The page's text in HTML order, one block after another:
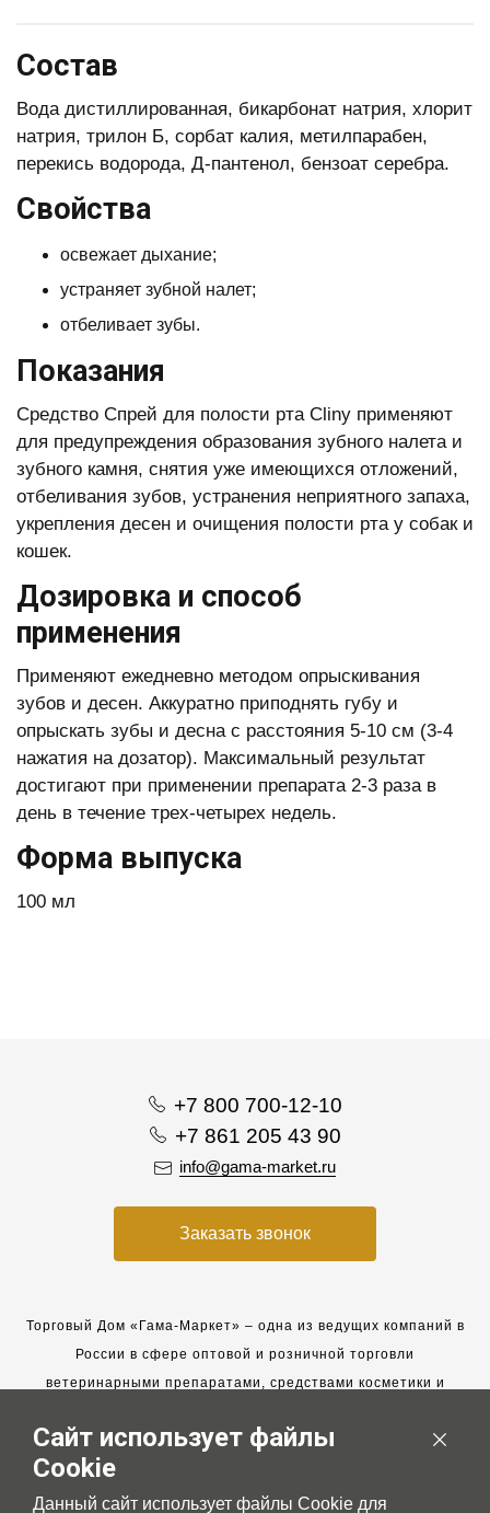
Состав
Вода дистиллированная, бикарбонат натрия, хлорит
натрия, трилон Б, сорбат калия, метилпарабен,
перекись водорода, Д-пантенол, бензоат серебра.
Свойства
освежает дыхание;
устраняет зубной налет;
отбеливает зубы.
Показания
Средство Спрей для полости рта Cliny применяют
для предупреждения образования зубного налета и
зубного камня, снятия уже имеющихся отложений,
отбеливания зубов, устранения неприятного запаха,
укрепления десен и очищения полости рта у собак и
кошек.
Дозировка и способ
применения
Применяют ежедневно методом опрыскивания
зубов и десен. Аккуратно приподнять губу и
опрыскать зубы и десна с расстояния 5-10 см (3-4
нажатия на дозатор). Максимальный результат
достигают при применении препарата 2-3 раза в
день в течение трех-четырех недель.
Форма выпуска
100 мл
+7 800 700-12-10
+7 861 205 43 90
info@gama-market.ru
Заказать звонок
Торговый Дом «Гама-Маркет» – одна из ведущих компаний в
России в сфере оптовой и розничной торговли
ветеринарными препаратами, средствами косметики и
Мы работаем с 2005 года. Мы приглашаем к сотрудничеству
новых клиентов и всегда рассчитываем на взаимовыгодные,
долгосрочные партнерские отношения.
Сайт использует файлы
Cookie
Данный сайт использует файлы Cookie для